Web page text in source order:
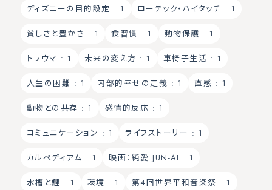
ディズニーの目的設定 : 1 ローテック・ハイタッチ : 1
貧しさと豊かさ : 1 食習慣 : 1 動物保護 : 1
トラウマ : 1 未来の変え方 : 1 車椅子生活 : 1
人生の困難 : 1 内部的幸せの定義 : 1 直感 : 1
動物との共存 : 1 感情的反応 : 1
コミュニケーション : 1 ライフストーリー : 1
カルペディアム : 1 映画：純愛 JUN-AI : 1
水槽と鯉 : 1 環境 : 1 第4回世界平和音楽祭 : 1